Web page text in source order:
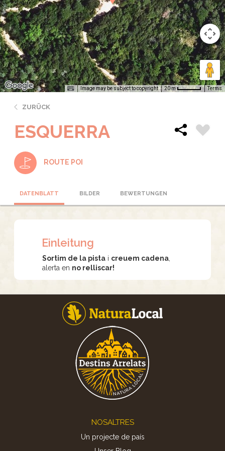
Image may be subject to copyright 20 m Terms
ZURÜCK
ESQUERRA
ROUTE POI
DATENBLATT BILDER BEWERTUNGEN
Einleitung
Sortim de la pista i creuem cadena
alerta en no relliscar!
NOSALTRES
Un projecte de país